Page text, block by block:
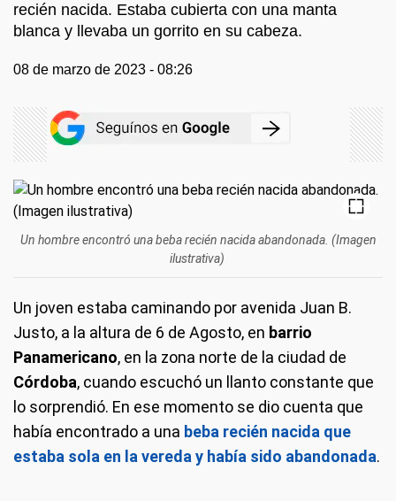
recién nacida. Estaba cubierta con una manta
blanca y llevaba un gorrito en su cabeza.
08 de marzo de 2023 - 08:26
Un hombre encontró una beba recién nacida abandonada. (Imagen
ilustrativa)
Un joven estaba caminando por avenida Juan B.
Justo, a la altura de 6 de Agosto, en barrio
Panamericano, en la zona norte de la ciudad de
Córdoba, cuando escuchó un llanto constante que
lo sorprendió. En ese momento se dio cuenta que
había encontrado a una beba recién nacida que
estaba sola en la vereda y había sido abandonada.